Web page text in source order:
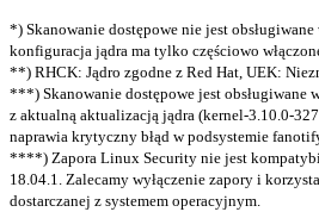
*) Skanowanie dostępowe nie jest
konfiguracja jądra ma tylko częściowo
**) RHCK: Jądro zgodne z Red Hat, UEK:
***) Skanowanie dostępowe jest obsługiwane
z aktualną aktualizacją jądra (kernel-3.10.0-
naprawia krytyczny błąd w podsystemie
****) Zapora Linux Security nie jest
18.04.1. Zalecamy wyłączenie zapory i
dostarczanej z systemem operacyjnym.